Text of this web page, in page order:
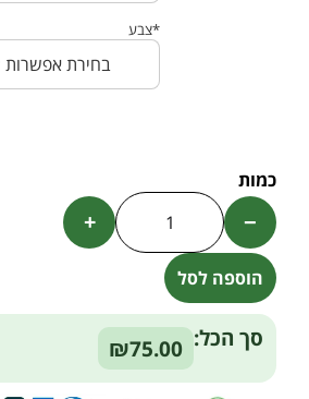
*צבע
−
+
הוספה לסל
Alternative:
סך הכל: ₪75.00